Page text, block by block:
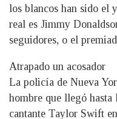
los blancos han sido el
real es Jimmy
seguidores, o el
Atrapado un acosador
La policía de Nueva
hombre que llegó hasta
cantante Taylor Swift